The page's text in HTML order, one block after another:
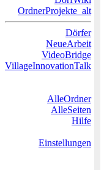
OrdnerProjekte_alt
Dörfer
NeueArbeit
VideoBridge
VillageInnovationTalk
AlleOrdner
AlleSeiten
Hilfe
Einstellungen